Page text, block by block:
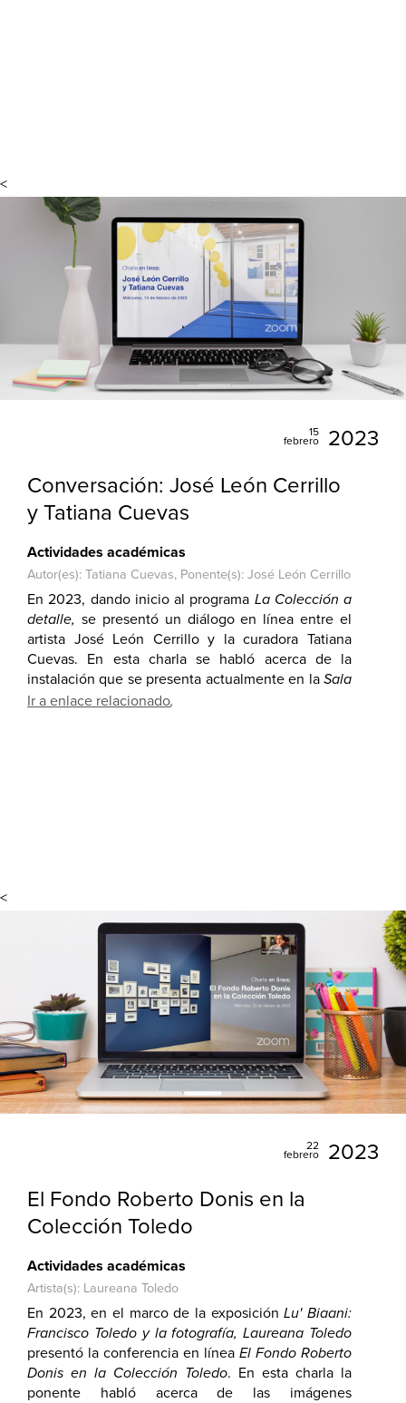
<
15
febrero
2023
Conversación: José León Cerrillo
y Tatiana Cuevas
Actividades académicas
Autor(es): Tatiana Cuevas, Ponente(s): José León Cerrillo
En 2023, dando inicio al programa La Colección a
detalle, se presentó un diálogo en línea entre el
artista José León Cerrillo y la curadora Tatiana
Cuevas. En esta charla se habló acerca de la
instalación que se presenta actualmente en la Sala
Enfoquesdel Museo Amparo, la cual sintetiza los
Ir a enlace relacionado
<
22
febrero
2023
El Fondo Roberto Donis en la
Colección Toledo
Actividades académicas
Artista(s): Laureana Toledo
En 2023, en el marco de la exposiciónLu' Biaani:
Francisco Toledo y la fotografía, Laureana Toledo
presentó la conferencia en línea El Fondo Roberto
Donis en la Colección Toledo. En esta charla la
ponente habló acerca de las imágenes